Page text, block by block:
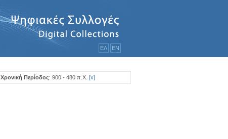
ΕΛ ΕΝ
Χρονική Περίοδος: 900 - 480 π.Χ. [x]